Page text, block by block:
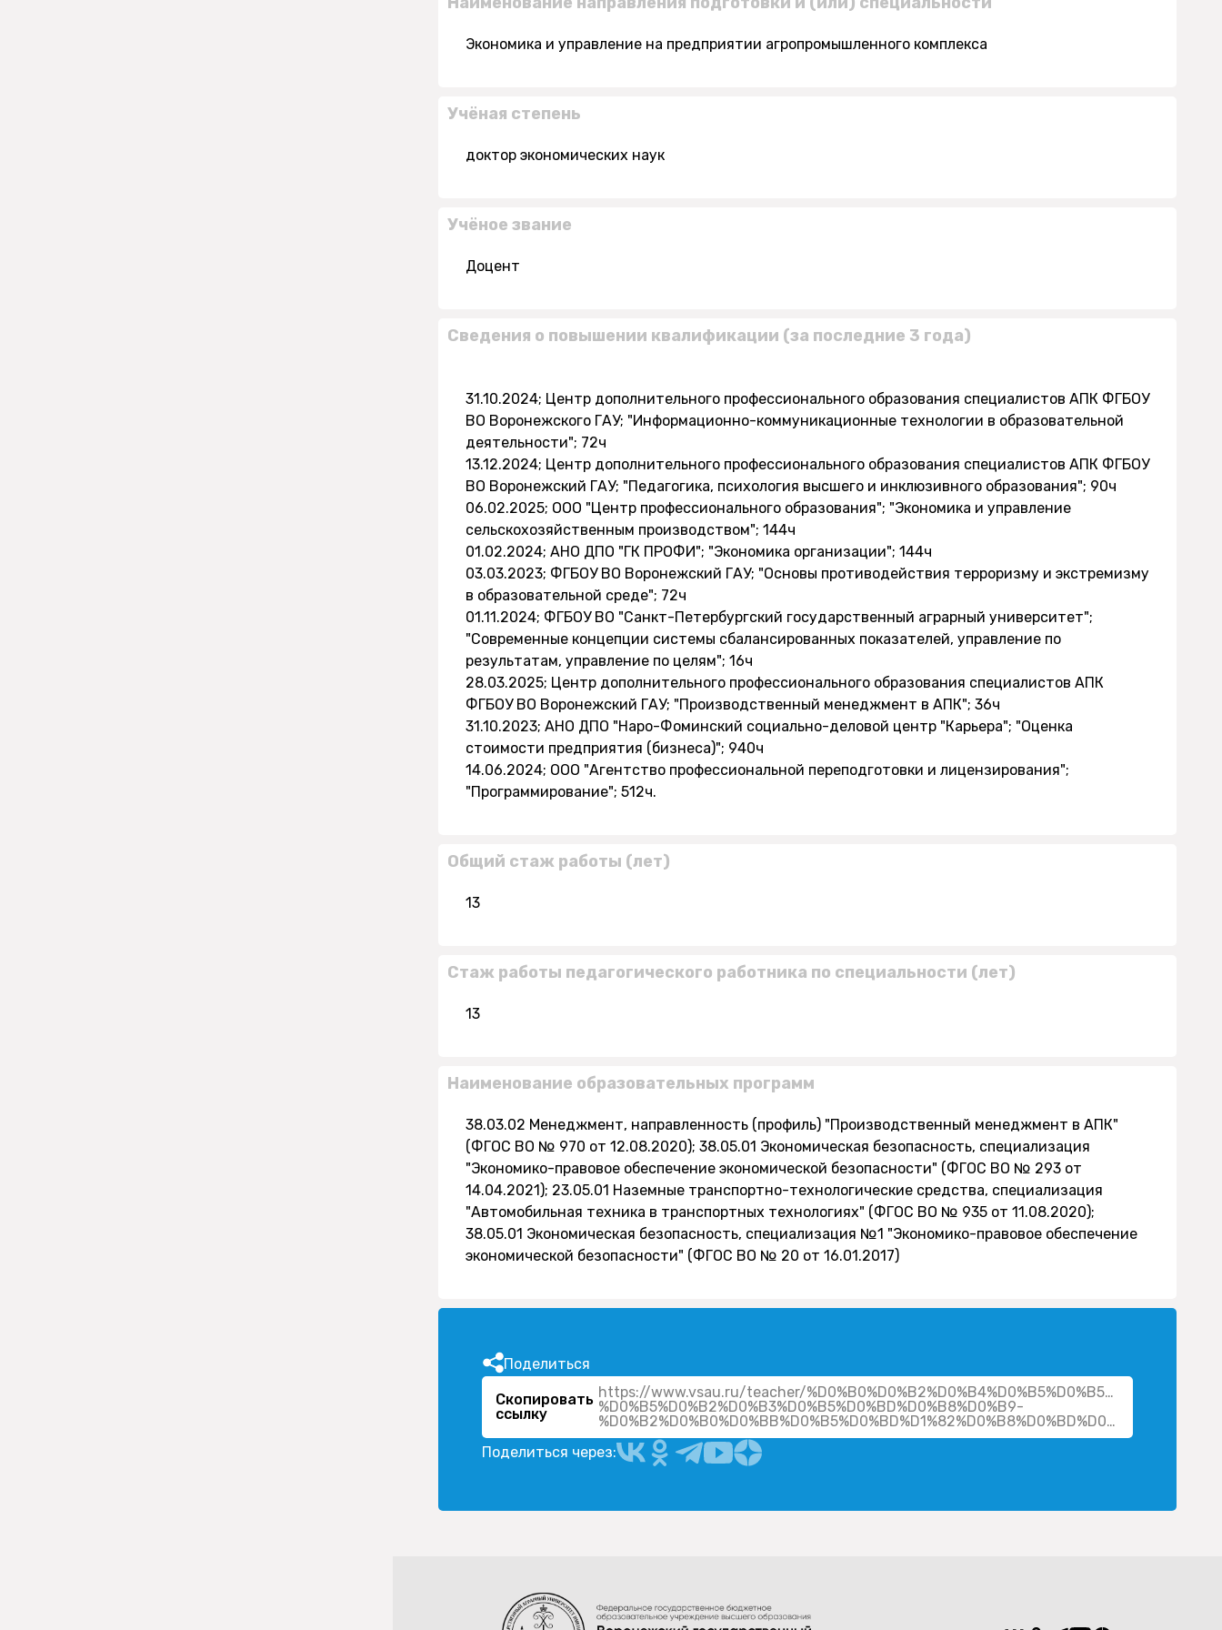
Экономика и управление на предприятии агропромышленного комплекса
Учёная степень
доктор экономических наук
Учёное звание
Доцент
Сведения о повышении квалификации (за последние 3 года)
31.10.2024; Центр дополнительного профессионального образования специалистов АПК ФГБОУ
ВО Воронежского ГАУ; "Информационно-коммуникационные технологии в образовательной
деятельности"; 72ч
13.12.2024; Центр дополнительного профессионального образования специалистов АПК ФГБОУ
ВО Воронежский ГАУ; "Педагогика, психология высшего и инклюзивного образования"; 90ч
06.02.2025; ООО "Центр профессионального образования"; "Экономика и управление
сельскохозяйственным производством"; 144ч
01.02.2024; АНО ДПО "ГК ПРОФИ"; "Экономика организации"; 144ч
03.03.2023; ФГБОУ ВО Воронежский ГАУ; "Основы противодействия терроризму и экстремизму
в образовательной среде"; 72ч
01.11.2024; ФГБОУ ВО "Санкт-Петербургский государственный аграрный университет";
"Современные концепции системы сбалансированных показателей, управление по
результатам, управление по целям"; 16ч
28.03.2025; Центр дополнительного профессионального образования специалистов АПК
ФГБОУ ВО Воронежский ГАУ; "Производственный менеджмент в АПК"; 36ч
31.10.2023; АНО ДПО "Наро-Фоминский социально-деловой центр "Карьера"; "Оценка
стоимости предприятия (бизнеса)"; 940ч
14.06.2024; ООО "Агентство профессиональной переподготовки и лицензирования";
"Программирование"; 512ч.
Общий стаж работы (лет)
13
Стаж работы педагогического работника по специальности (лет)
13
Наименование образовательных программ
38.03.02 Менеджмент, направленность (профиль) "Производственный менеджмент в АПК"
(ФГОС ВО № 970 от 12.08.2020); 38.05.01 Экономическая безопасность, специализация
"Экономико-правовое обеспечение экономической безопасности" (ФГОС ВО № 293 от
14.04.2021); 23.05.01 Наземные транспортно-технологические средства, специализация
"Автомобильная техника в транспортных технологиях" (ФГОС ВО № 935 от 11.08.2020);
38.05.01 Экономическая безопасность, специализация №1 "Экономико-правовое обеспечение
экономической безопасности" (ФГОС ВО № 20 от 16.01.2017)
Поделиться
Скопировать
ссылку
https://www.vsau.ru/teacher/%D0%B0%D0%B2%D0%B4%D0%B5%D0%B5%D0%B2-
%D0%B5%D0%B2%D0%B3%D0%B5%D0%BD%D0%B8%D0%B9-
%D0%B2%D0%B0%D0%BB%D0%B5%D0%BD%D1%82%D0%B8%D0%BD%D0%BE%D0%B2%D0%B8%D1%87/
Поделиться через: